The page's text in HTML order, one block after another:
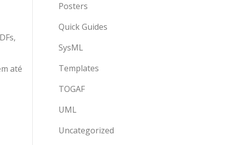
até
Posters
Quick Guides
SysML
Templates
TOGAF
UML
Uncategorized